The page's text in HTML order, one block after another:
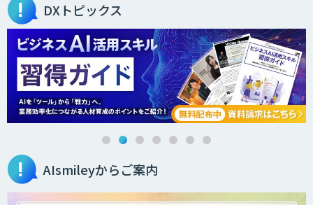
ローカルLLM×RAG「Cosnex」
DXセカンドオピニオン
生成AI活用コンサルティング
DXトピックス
AIsmileyからご案内